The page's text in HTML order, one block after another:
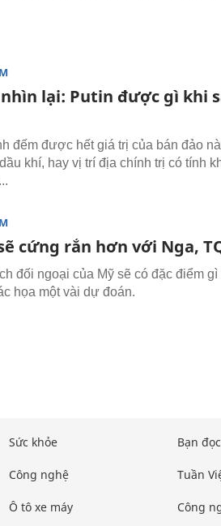
lại: Putin được gì khi
đếm được hết giá trị của bán đảo
khí, hay vị trí địa chính trị có tính
cứng rắn hơn với Nga,
đối ngoại của Mỹ sẽ có đặc điểm
họa một vài dự đoán.
Sức khỏe
Công nghệ
Ô tô xe máy
Bạn đọc
Tuần
Công